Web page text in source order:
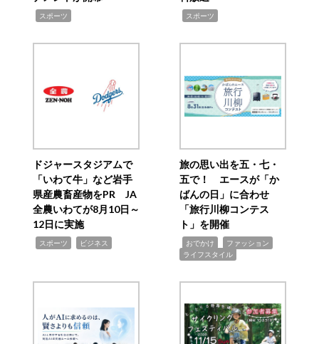
スポーツ スポーツ
ドジャースタジアムで
「いわて牛」など岩手
県産農畜産物をPR JA
全農いわてが8月10日～
12日に実施
スポーツ ビジネス
旅の思い出を五・七・
五で！ エースが「か
ばんの日」に合わせ
「旅行川柳コンテス
ト」を開催
おでかけ ファッション
ライフスタイル